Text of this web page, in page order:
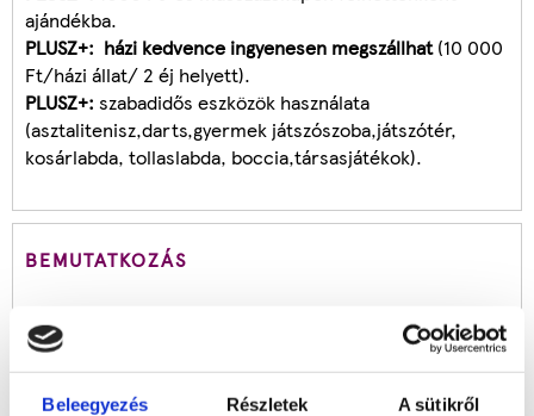
Beleegyezés Részletek A sütikről
ajándékba.
PLUSZ+: házi kedvence ingyenesen megszállhat(10 000
Ft/házi állat/ 2 éj helyett).
PLUSZ+: szabadidős eszközök használata
(asztalitenisz,darts,gyermek játszószoba,játszótér,
kosárlabda, tollaslabda, boccia,társasjátékok).
BEMUTATKOZÁS
Hotel Família
Hotel Família ettől a szabad strandtól 800 m-re (kb. 15
perc gyalog) található, a 7-es főút szomszédságában,